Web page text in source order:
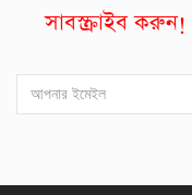
সাবস্ক্রাইব করুন!